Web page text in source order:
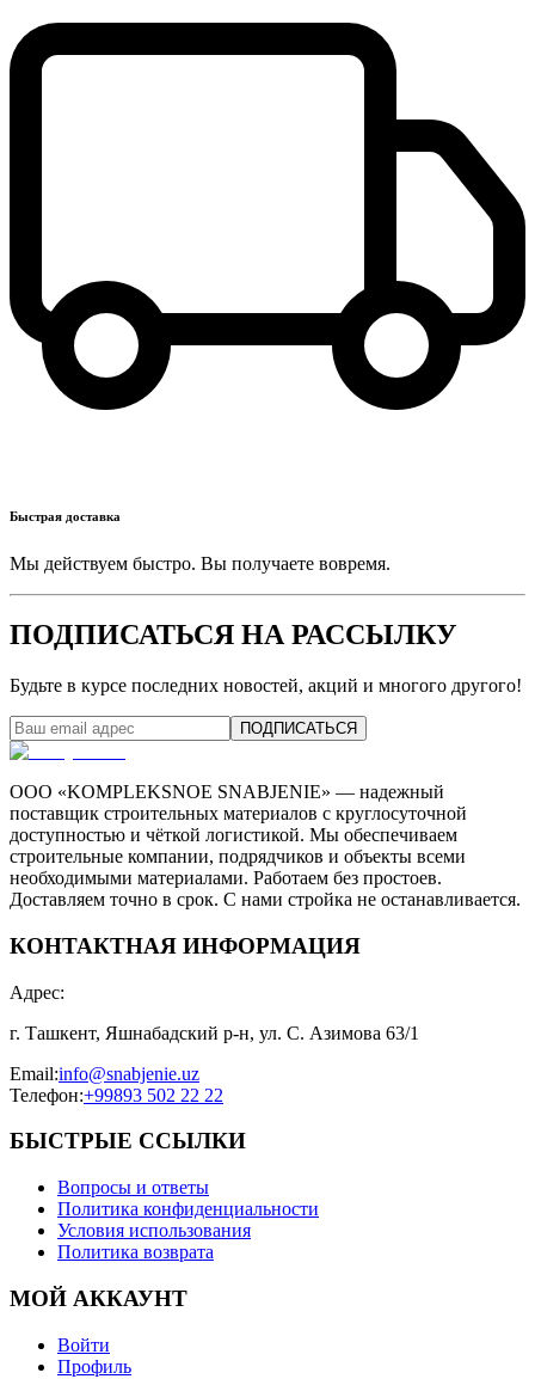
Быстрая доставка
Мы действуем быстро. Вы получаете вовремя.
ПОДПИСАТЬСЯ НА РАССЫЛКУ
Будьте в курсе последних новостей, акций и многого другого!
ПОДПИСАТЬСЯ
ООО «KOMPLEKSNOE SNABJENIE» — надежный
поставщик строительных материалов с круглосуточной
доступностью и чёткой логистикой. Мы обеспечиваем
строительные компании, подрядчиков и объекты всеми
необходимыми материалами. Работаем без простоев.
Доставляем точно в срок. С нами стройка не останавливается.
КОНТАКТНАЯ ИНФОРМАЦИЯ
Адрес:
г. Ташкент, Яшнабадский р-н, ул. С. Азимова 63/1
Email:info@snabjenie.uz
Телефон:+99893 502 22 22
БЫСТРЫЕ ССЫЛКИ
Вопросы и ответы
Политика конфиденциальности
Условия использования
Политика возврата
МОЙ АККАУНТ
Войти
Профиль